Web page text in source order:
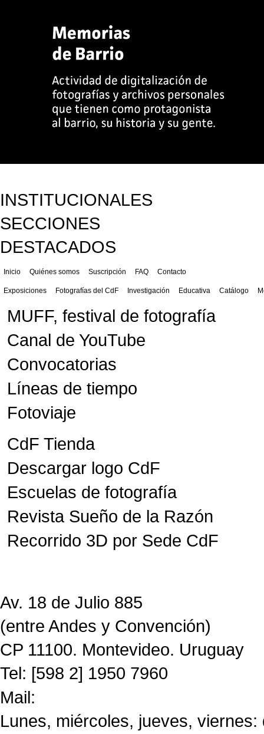
INSTITUCIONALES
SECCIONES
DESTACADOS
Inicio Quiénes somos Suscripción FAQ Contacto
Exposiciones Fotografías del CdF Investigación Educativa Catálogo
MUFF, festival de fotografía
Canal de YouTube
Convocatorias
Líneas de tiempo
Fotoviaje
CdF Tienda
Descargar logo CdF
Escuelas de fotografía
Revista Sueño de la Razón
Recorrido 3D por Sede CdF
Av. 18 de Julio 885
(entre Andes y Convención)
CP 11100. Montevideo. Uruguay
Tel: [598 2] 1950 7960
Mail:
Lunes, miércoles, jueves, viernes: